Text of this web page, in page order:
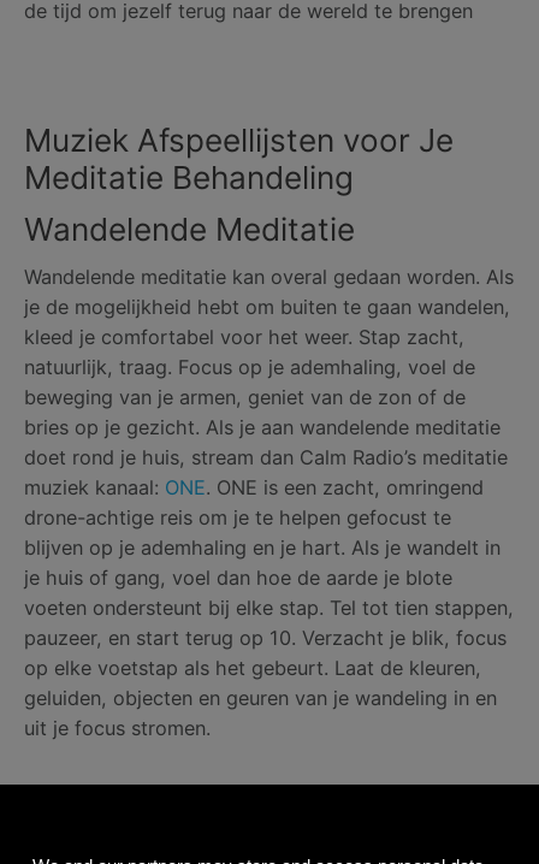
de tijd om jezelf terug naar de wereld te brengen
Muziek Afspeellijsten voor Je
Meditatie Behandeling
Wandelende Meditatie
Wandelende meditatie kan overal gedaan worden. Als
je de mogelijkheid hebt om buiten te gaan wandelen,
kleed je comfortabel voor het weer. Stap zacht,
natuurlijk, traag. Focus op je ademhaling, voel de
beweging van je armen, geniet van de zon of de
bries op je gezicht. Als je aan wandelende meditatie
doet rond je huis, stream dan Calm Radio’s meditatie
muziek kanaal: ONE. ONE is een zacht, omringend
drone-achtige reis om je te helpen gefocust te
blijven op je ademhaling en je hart. Als je wandelt in
je huis of gang, voel dan hoe de aarde je blote
voeten ondersteunt bij elke stap. Tel tot tien stappen,
pauzeer, en start terug op 10. Verzacht je blik, focus
op elke voetstap als het gebeurt. Laat de kleuren,
geluiden, objecten en geuren van je wandeling in en
uit je focus stromen.
Zet de toon in de kamer, maak het licht zachter,